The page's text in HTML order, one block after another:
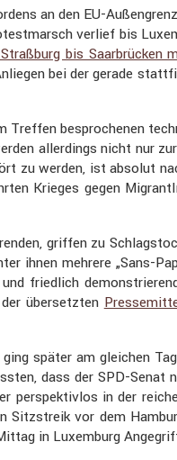
an den EU-
verlief bis
bis Saarbrü­cken
bei der gerade
Treffen bespro­chenen
aller­dings nicht nur
zu werden, ist absolut
Krieges gegen
griffen zu
ihnen mehrere „Sans-
fried­lich
übersetzten
später am gleichen
dass der SPD-Senat
perspek­tivlos in der
Sitzstreik vor dem
in Luxem­burg